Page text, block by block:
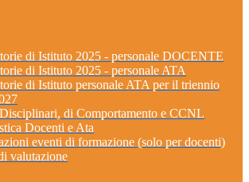
di Istituto 2025 - personale DOCENTE
di Istituto 2025 - personale ATA
di Istituto personale ATA per il triennio
di Comportamento e CCNL
Docenti e Ata
eventi di formazione (solo per docenti)
valutazione